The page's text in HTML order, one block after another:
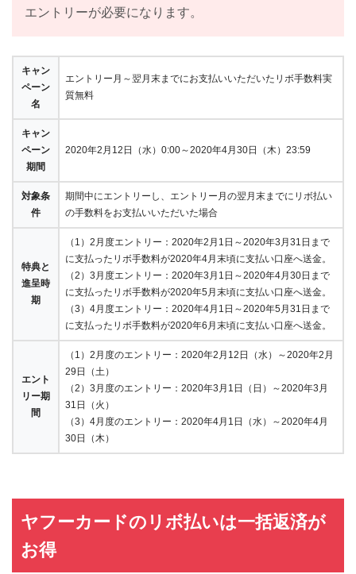
エントリーが必要になります。
キャン
ペーン
名
エントリー月～翌月末までにお支払いいただいたリボ手数料実
質無料
キャン
ペーン
期間
2020年2月12日（水）0:00～2020年4月30日（木）23:59
対象条
件
期間中にエントリーし、エントリー月の翌月末までにリボ払い
の手数料をお支払いいただいた場合
特典と
進呈時
期
（1）2月度エントリー：2020年2月1日～2020年3月31日まで
に支払ったリボ手数料が2020年4月末頃に支払い口座へ送金。
（2）3月度エントリー：2020年3月1日～2020年4月30日まで
に支払ったリボ手数料が2020年5月末頃に支払い口座へ送金。
（3）4月度エントリー：2020年4月1日～2020年5月31日まで
に支払ったリボ手数料が2020年6月末頃に支払い口座へ送金。
エント
リー期
間
（1）2月度のエントリー：2020年2月12日（水）～2020年2月
29日（土）
（2）3月度のエントリー：2020年3月1日（日）～2020年3月
31日（火）
（3）4月度のエントリー：2020年4月1日（水）～2020年4月
30日（木）
ヤフーカードのリボ払いは一括返済が
お得